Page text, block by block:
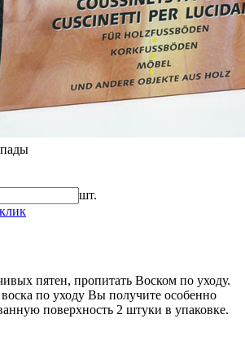
шт.
пятен, пропитать Воском по уходу.
по уходу Вы получите особенно
поверхность 2 штуки в упаковке.